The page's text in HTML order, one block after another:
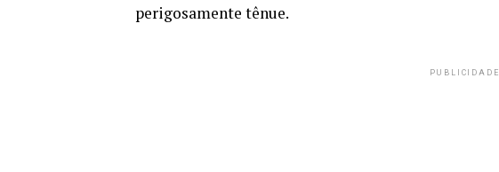
perigosamente tênue.
PUBLICIDADE